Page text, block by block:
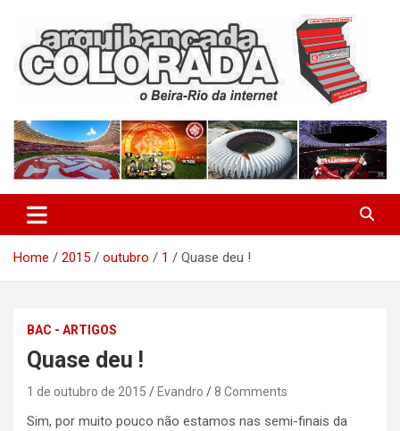
content
Arquibancada Colorada
Home 2015 outubro 1 Quase deu !
BAC - ARTIGOS
Quase deu !
1 de outubro de 2015 Evandro 8 Comments
Sim, por muito pouco não estamos nas semi-finais da